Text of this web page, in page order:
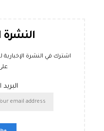
النشرة
اشترك في النشرة
البريد